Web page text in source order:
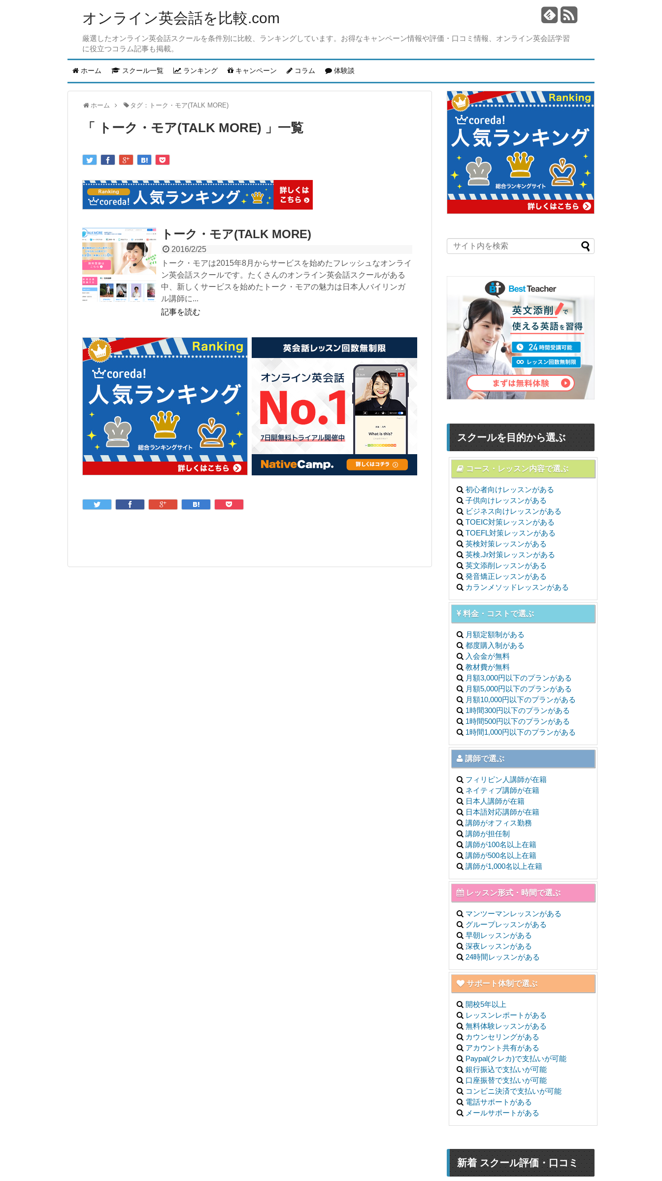
オンライン英会話を比較.com
厳選したオンライン英会話スクールを条件別に比較、ランキングしています。お得なキャンペーン情報や評価・口コミ情報、オンライン英会話学習
に役立つコラム記事も掲載。
ホーム スクール一覧 ランキング キャンペーン コラム 体験談
ホーム タグ：トーク・モア(TALK MORE)
トーク・モア(TALK MORE) 一覧
トーク・モア(TALK MORE)
2016/2/25
トーク・モアは2015年8月からサービスを始めたフレッシュなオンライ
ン英会話スクールです。たくさんのオンライン英会話スクールがある
中、新しくサービスを始めたトーク・モアの魅力は日本人バイリンガ
ル講師に...
記事を読む
スクールを目的から選ぶ
コース・レッスン内容で選ぶ
初心者向けレッスンがある
子供向けレッスンがある
ビジネス向けレッスンがある
TOEIC対策レッスンがある
TOEFL対策レッスンがある
英検対策レッスンがある
英検.Jr対策レッスンがある
英文添削レッスンがある
発音矯正レッスンがある
カランメソッドレッスンがある
料金・コストで選ぶ
月額定額制がある
都度購入制がある
入会金が無料
教材費が無料
月額3,000円以下のプランがある
月額5,000円以下のプランがある
月額10,000円以下のプランがある
1時間300円以下のプランがある
1時間500円以下のプランがある
1時間1,000円以下のプランがある
講師で選ぶ
フィリピン人講師が在籍
ネイティブ講師が在籍
日本人講師が在籍
日本語対応講師が在籍
講師がオフィス勤務
講師が担任制
講師が100名以上在籍
講師が500名以上在籍
講師が1,000名以上在籍
レッスン形式・時間で選ぶ
マンツーマンレッスンがある
グループレッスンがある
早朝レッスンがある
深夜レッスンがある
24時間レッスンがある
サポート体制で選ぶ
開校5年以上
レッスンレポートがある
無料体験レッスンがある
カウンセリングがある
アカウント共有がある
Paypal(クレカ)で支払いが可能
銀行振込で支払いが可能
口座振替で支払いが可能
コンビニ決済で支払いが可能
電話サポートがある
メールサポートがある
新着 スクール評価・口コミ